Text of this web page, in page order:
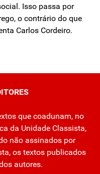
Isso passa por
o contrário do que
Carlos Cordeiro.
que coadunam, no
da Unidade Classista,
não assinados por
os textos publicados
autores.